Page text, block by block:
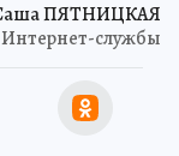
ПЯТНИЦКАЯ
службы